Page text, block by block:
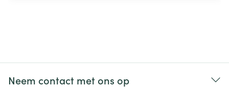
Neem contact met ons op